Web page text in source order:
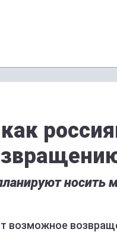
носить
возможное